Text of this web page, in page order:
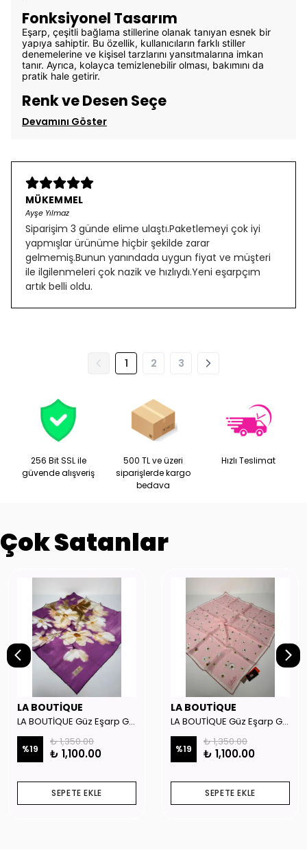
Fonksiyonel Tasarım
Eşarp, çeşitli bağlama stillerine olanak tanıyan esnek bir
yapıya sahiptir. Bu özellik, kullanıcıların farklı stiller
denemelerine ve kişisel tarzlarını yansıtmalarına imkan
tanır. Ayrıca, kolayca temizlenebilir olması, bakımını da
pratik hale getirir.
Renk ve Desen Seçe
Devamını Göster
MÜKEMMEL
Ayşe Yılmaz
Siparişim 3 günde elime ulaştı.Paketlemeyi çok iyi
yapmışlar ürünüme hiçbir şekilde zarar
gelmemiş.Bunun yanındada uygun fiyat ve müşteri
ile ilgilenmeleri çok nazik ve hızlıydı.Yeni eşarpçım
artık belli oldu.
1 2 3
256 Bit SSL ile
güvende alışveriş
500 TL ve üzeri
siparişlerde kargo
bedava
Hızlı Teslimat
Çok Satanlar
LA BOUTİQUE
LA BOUTİQUE Güz Eşarp GYSE262908
%19
₺ 1,350.00
₺ 1,100.00
SEPETE EKLE
LA BOUTİQUE
LA BOUTİQUE Güz Eşarp GYSE130804
%19
₺ 1,350.00
₺ 1,100.00
SEPETE EKLE